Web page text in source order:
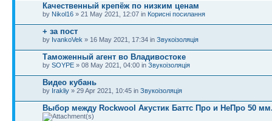
Качественный крепёж по низким ценам
by Nikol16 » 21 May 2021, 12:07 in Корисні посилання
+ за пост
by IvankoVek » 16 May 2021, 17:34 in Звукоізоляція
Таможенный агент во Владивостоке
by SOYPE » 08 May 2021, 04:00 in Звукоізоляція
Видео кубань
by Irakliy » 29 Apr 2021, 10:45 in Звукоізоляція
Выбор между Rockwool Акустик Баттс Про и НеПро 50